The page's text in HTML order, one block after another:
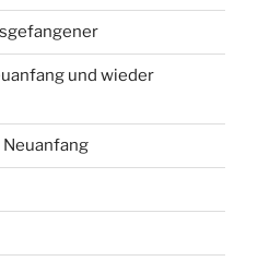
und wieder
Neuanfang